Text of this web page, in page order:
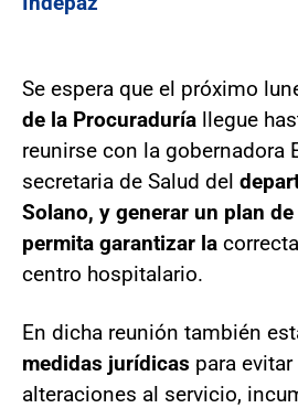
Se espera que el próximo
de la Procuraduría llegue
reunirse con la gobernadora
secretaria de Salud del
Solano, y generar un plan
permita garantizar la
centro hospitalario.
En dicha reunión también
medidas jurídicas para
alteraciones al servicio,